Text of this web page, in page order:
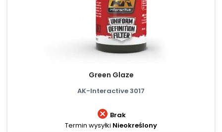
Green Glaze
AK-Interactive 3017
 Brak
Termin wysyłki Nieokreślony